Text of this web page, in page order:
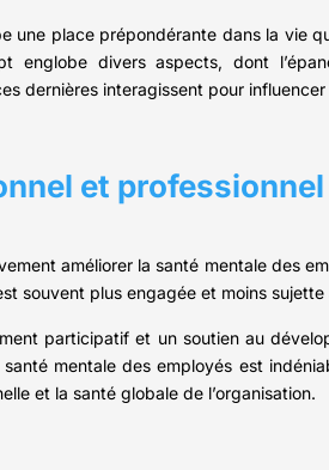
une place prépondérante dans la vie
englobe divers aspects, dont
dernières interagissent pour
et professionnel
améliorer la santé mentale des
souvent plus engagée et moins sujette
participatif et un soutien au
santé mentale des employés est
et la santé globale de l’organisation.